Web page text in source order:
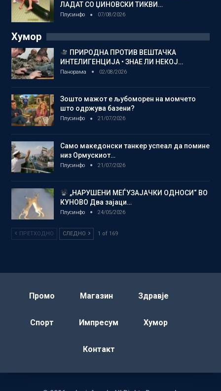
ЛАДАТ СО ЏИНОВСКИ ТИКВИ…
Плусинфо 07/08/2026
Хумор
ПРИРОДНА ПРОТИВ ВЕШТАЧКА
ИНТЕЛИГЕНЦИЈА • ЗНАЕ ЛИ НЕКОЈ…
Панорама 02/08/2026
Зошто мажот е љубоморен на момчето
што одржува базени?
Плусинфо 21/07/2026
Само македонски танкер успеал да помине
низ Ормускиот…
Плусинфо 21/07/2026
„НАРУШЕНИ МЕЃУЗАЈАЧКИ ОДНОСИ“ ВО
КУНОВО Два зајаци…
Плусинфо 24/05/2026
ПРЕТХОДНО СЛЕДНО 1 of 169
Промо Магазин Здравје
Спорт Импресум Хумор
Контакт